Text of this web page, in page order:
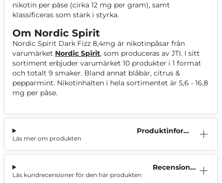
nikotin per påse (cirka 12 mg per gram), samt
klassificeras som stark i styrka.
Om Nordic Spirit
Nordic Spirit Dark Fizz 8,4mg är nikotinpåsar från
varumärket Nordic Spirit, som produceras av JTI. I sitt
sortiment erbjuder varumärket 10 produkter i 1 format
och totalt 9 smaker. Bland annat blåbär, citrus &
pepparmint. Nikotinhalten i hela sortimentet är 5,6 - 16,8
mg per påse.
Produktinform
Läs mer om produkten
Recensioner
Läs kundrecensioner för den här produkten